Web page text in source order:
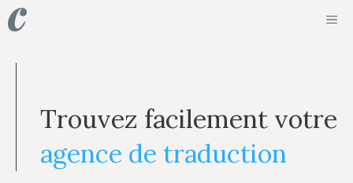
Aller
au
Trouvez facilement votre
agence de traduction